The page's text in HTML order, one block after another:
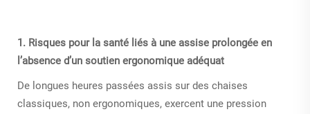
1. Risques pour la santé liés à une assise prolongée en
l’absence d’un soutien ergonomique adéquat
De longues heures passées assis sur des chaises
classiques, non ergonomiques, exercent une pression